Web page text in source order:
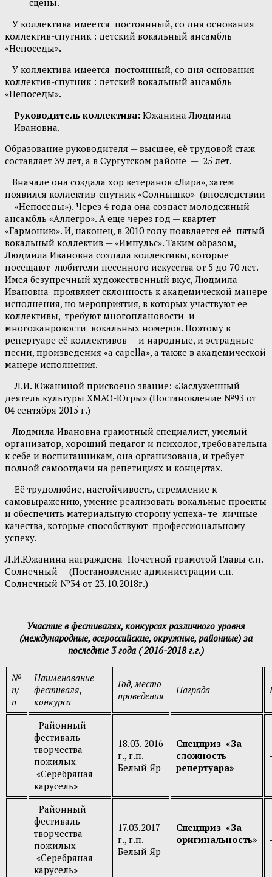
У коллектива имеется постоянный, со дня основания
коллектив-спутник : детский вокальный ансамбль
«Непоседы».
У коллектива имеется постоянный, со дня основания
коллектив-спутник : детский вокальный ансамбль
«Непоседы».
Руководитель коллектива: Южанина Людмила
Ивановна.
Образование руководителя — высшее, её трудовой стаж
составляет 39 лет, а в Сургутском районе — 25 лет.
Вначале она создала хор ветеранов «Лира», затем
появился коллектив-спутник «Солнышко» (впоследствии
— «Непоседы»). Через 4 года она создает молодежный
ансамбль «Аллегро». А еще через год — квартет
«Гармонию». И, наконец, в 2010 году появляется её пятый
вокальный коллектив — «Импульс». Таким образом,
Людмила Ивановна создала коллективы, которые
посещают любители песенного искусства от 5 до 70 лет.
Имея безупречный художественный вкус, Людмила
Ивановна проявляет склонность к академической манере
исполнения, но мероприятия, в которых участвуют ее
коллективы, требуют многоплановости и
многожанровости вокальных номеров. Поэтому в
репертуаре её коллективов — и народные, и эстрадные
песни, произведения «a capella», а также в академической
манере исполнения.
Л.И. Южаниной присвоено звание: «Заслуженный
деятель культуры ХМАО-Югры» (Постановление №93 от
04 сентября 2015 г.)
Людмила Ивановна грамотный специалист, умелый
организатор, хороший педагог и психолог, требовательна
к себе и воспитанникам, она организована, и требует
полной самоотдачи на репетициях и концертах.
Её трудолюбие, настойчивость, стремление к
самовыражению, умение реализовать вокальные проекты
и обеспечить материальную сторону успеха- те личные
качества, которые способствуют профессиональному
успеху.
Л.И.Южанина награждена Почетной грамотой Главы с.п.
Солнечный — (Постановление администрации с.п.
Солнечный №34 от 23.10.2018г.)
Участие в фестивалях, конкурсах различного уровня
(международные, всероссийские, окружные, районные) за
последние 3 года ( 2016-2018 г.г.)
№
п/
п
Наименование
фестиваля,
конкурса
Год, место
проведения
Награда
Районный
фестиваль
творчества
пожилых
«Серебряная
карусель»
18.03. 2016
г., г.п.
Белый Яр
Спецприз «За
сложность
репертуара»
Районный
фестиваль
творчества
пожилых
«Серебряная
карусель»
17.03.2017
г., г.п.
Белый Яр
Спецприз «За
оригинальность»